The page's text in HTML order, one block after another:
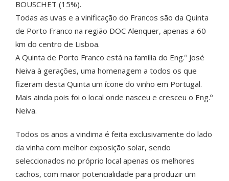
BOUSCHET (15%).
Todas as uvas e a vinificação do Francos são da Quinta
de Porto Franco na região DOC Alenquer, apenas a 60
km do centro de Lisboa.
A Quinta de Porto Franco está na família do Eng.º José
Neiva à gerações, uma homenagem a todos os que
fizeram desta Quinta um ícone do vinho em Portugal.
Mais ainda pois foi o local onde nasceu e cresceu o Eng.º
Neiva.
Todos os anos a vindima é feita exclusivamente do lado
da vinha com melhor exposição solar, sendo
seleccionados no próprio local apenas os melhores
cachos, com maior potencialidade para produzir um